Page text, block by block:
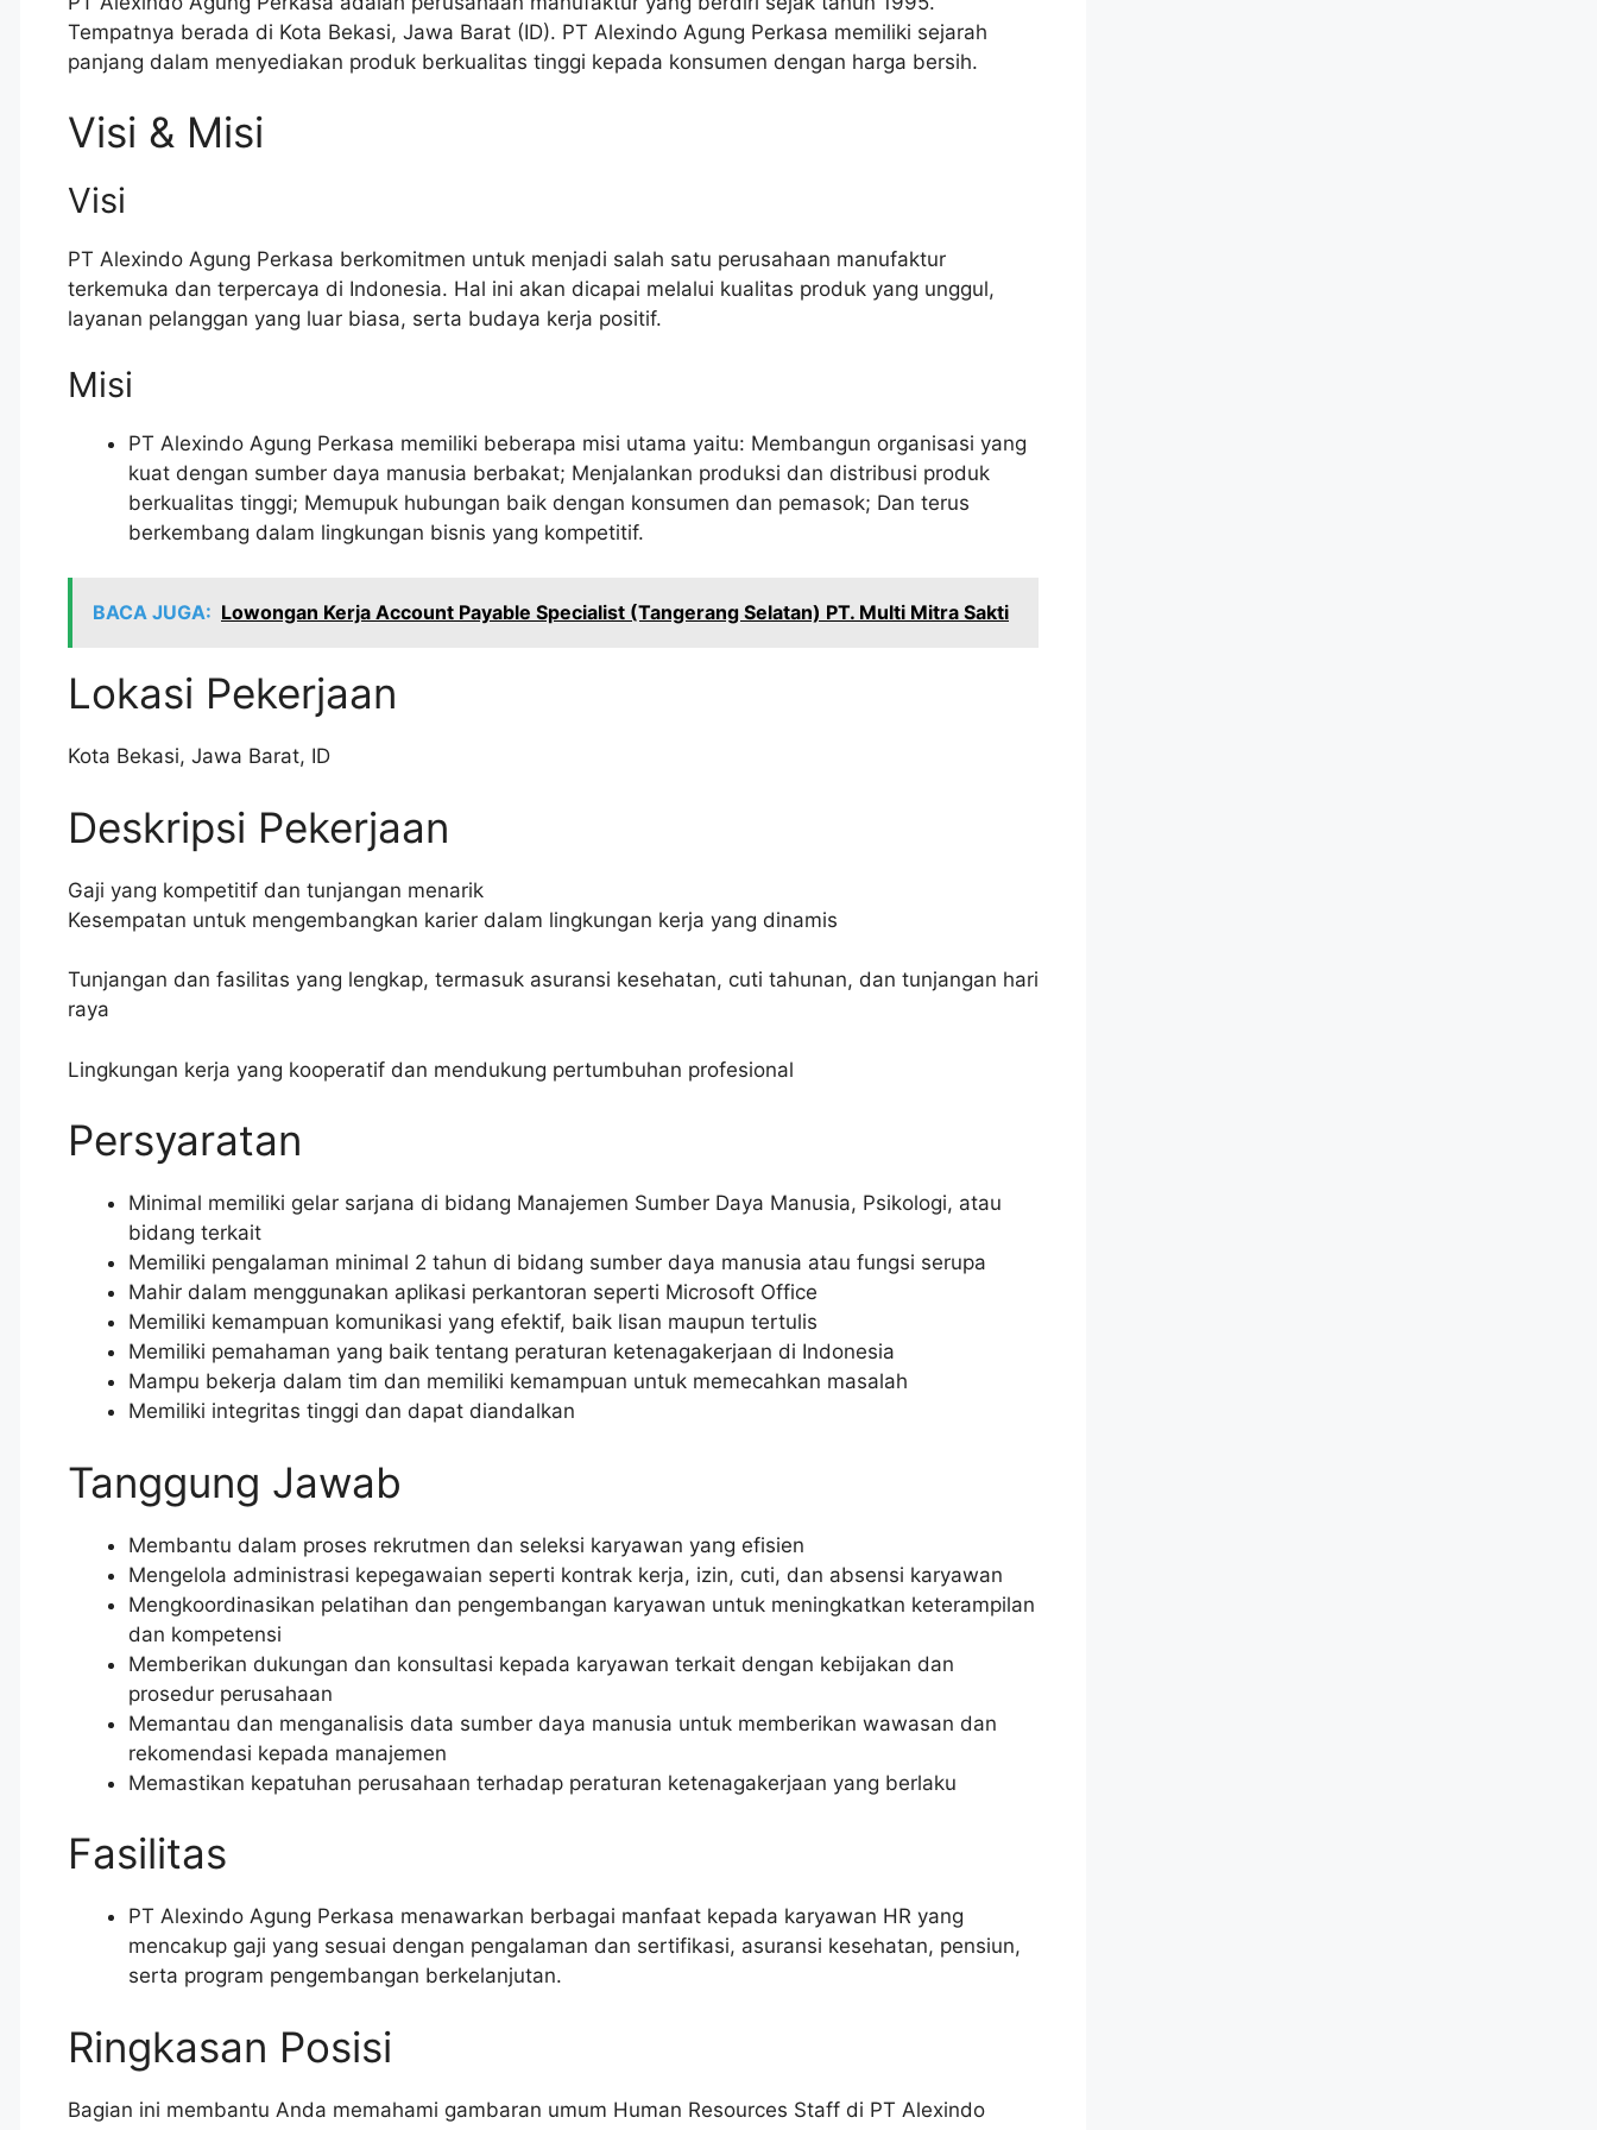
Tempatnya berada di Kota Bekasi, Jawa Barat (ID). PT Alexindo Agung Perkasa memiliki sejarah
panjang dalam menyediakan produk berkualitas tinggi kepada konsumen dengan harga bersih.
Visi & Misi
Visi
PT Alexindo Agung Perkasa berkomitmen untuk menjadi salah satu perusahaan manufaktur
terkemuka dan terpercaya di Indonesia. Hal ini akan dicapai melalui kualitas produk yang unggul,
layanan pelanggan yang luar biasa, serta budaya kerja positif.
Misi
PT Alexindo Agung Perkasa memiliki beberapa misi utama yaitu: Membangun organisasi yang
kuat dengan sumber daya manusia berbakat; Menjalankan produksi dan distribusi produk
berkualitas tinggi; Memupuk hubungan baik dengan konsumen dan pemasok; Dan terus
berkembang dalam lingkungan bisnis yang kompetitif.
BACA JUGA: Lowongan Kerja Account Payable Specialist (Tangerang Selatan) PT. Multi Mitra Sakti
Lokasi Pekerjaan
Kota Bekasi, Jawa Barat, ID
Deskripsi Pekerjaan
Gaji yang kompetitif dan tunjangan menarik
Kesempatan untuk mengembangkan karier dalam lingkungan kerja yang dinamis
Tunjangan dan fasilitas yang lengkap, termasuk asuransi kesehatan, cuti tahunan, dan tunjangan hari
raya
Lingkungan kerja yang kooperatif dan mendukung pertumbuhan profesional
Persyaratan
Minimal memiliki gelar sarjana di bidang Manajemen Sumber Daya Manusia, Psikologi, atau
bidang terkait
Memiliki pengalaman minimal 2 tahun di bidang sumber daya manusia atau fungsi serupa
Mahir dalam menggunakan aplikasi perkantoran seperti Microsoft Office
Memiliki kemampuan komunikasi yang efektif, baik lisan maupun tertulis
Memiliki pemahaman yang baik tentang peraturan ketenagakerjaan di Indonesia
Mampu bekerja dalam tim dan memiliki kemampuan untuk memecahkan masalah
Memiliki integritas tinggi dan dapat diandalkan
Tanggung Jawab
Membantu dalam proses rekrutmen dan seleksi karyawan yang efisien
Mengelola administrasi kepegawaian seperti kontrak kerja, izin, cuti, dan absensi karyawan
Mengkoordinasikan pelatihan dan pengembangan karyawan untuk meningkatkan keterampilan
dan kompetensi
Memberikan dukungan dan konsultasi kepada karyawan terkait dengan kebijakan dan
prosedur perusahaan
Memantau dan menganalisis data sumber daya manusia untuk memberikan wawasan dan
rekomendasi kepada manajemen
Memastikan kepatuhan perusahaan terhadap peraturan ketenagakerjaan yang berlaku
Fasilitas
PT Alexindo Agung Perkasa menawarkan berbagai manfaat kepada karyawan HR yang
mencakup gaji yang sesuai dengan pengalaman dan sertifikasi, asuransi kesehatan, pensiun,
serta program pengembangan berkelanjutan.
Ringkasan Posisi
Bagian ini membantu Anda memahami gambaran umum Human Resources Staff di PT Alexindo